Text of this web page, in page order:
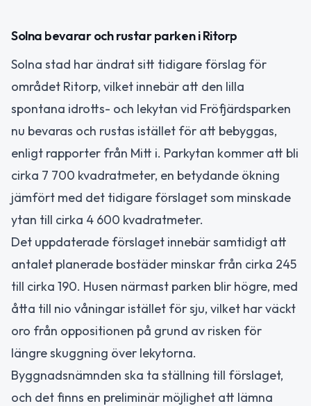
Solna bevarar och rustar parken i Ritorp
Solna stad har ändrat sitt tidigare förslag för
området Ritorp, vilket innebär att den lilla
spontana idrotts- och lekytan vid Fröfjärdsparken
nu bevaras och rustas istället för att bebyggas,
enligt rapporter från Mitt i. Parkytan kommer att bli
cirka 7 700 kvadratmeter, en betydande ökning
jämfört med det tidigare förslaget som minskade
ytan till cirka 4 600 kvadratmeter.
Det uppdaterade förslaget innebär samtidigt att
antalet planerade bostäder minskar från cirka 245
till cirka 190. Husen närmast parken blir högre, med
åtta till nio våningar istället för sju, vilket har väckt
oro från oppositionen på grund av risken för
längre skuggning över lekytorna.
Byggnadsnämnden ska ta ställning till förslaget,
och det finns en preliminär möjlighet att lämna